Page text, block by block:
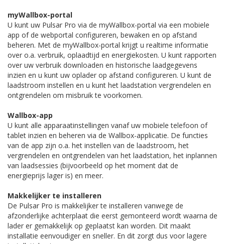
myWallbox-portal
U kunt uw Pulsar Pro via de myWallbox-portal via een mobiele
app of de webportal configureren, bewaken en op afstand
beheren. Met de myWallbox-portal krijgt u realtime informatie
over o.a. verbruik, oplaadtijd en energiekosten. U kunt rapporten
over uw verbruik downloaden en historische laadgegevens
inzien en u kunt uw oplader op afstand configureren. U kunt de
laadstroom instellen en u kunt het laadstation vergrendelen en
ontgrendelen om misbruik te voorkomen.
Wallbox-app
U kunt alle apparaatinstellingen vanaf uw mobiele telefoon of
tablet inzien en beheren via de Wallbox-applicatie. De functies
van de app zijn o.a. het instellen van de laadstroom, het
vergrendelen en ontgrendelen van het laadstation, het inplannen
van laadsessies (bijvoorbeeld op het moment dat de
energieprijs lager is) en meer.
Makkelijker te installeren
De Pulsar Pro is makkelijker te installeren vanwege de
afzonderlijke achterplaat die eerst gemonteerd wordt waarna de
lader er gemakkelijk op geplaatst kan worden. Dit maakt
installatie eenvoudiger en sneller. En dit zorgt dus voor lagere